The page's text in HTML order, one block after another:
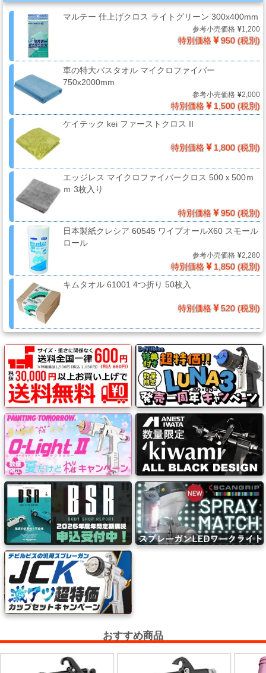
紙
キ
グ・
生
接
テ
プ・
能
性
テ
ー
プ
シ
ー
ラ
ー・
コ
ー
キ
ン
グ・
修
パ
ッ
ォ
マルテー 仕上げクロス ライトグリーン 300x400mm
参考小売価格 1,200
特別価格 950 (税別)
車の特大バスタオル マイクロファイバー
750x2000mm
参考小売価格 2,000
特別価格
1,500 (税別)
ケイテック kei ファーストクロス II
特別価格 1,800 (税別)
エッジレス マイクロファイバークロス 500ｘ500ｍ
ｍ 3枚入り
特別価格
950 (税別)
日本製紙クレシア 60545 ワイプオールX60 スモール
ロール
参考小売価格 2,280
特別価格
1,850 (税別)
キムタオル 61001 4つ折り 50枚入
特別価格 520 (税別)
おすすめ商品